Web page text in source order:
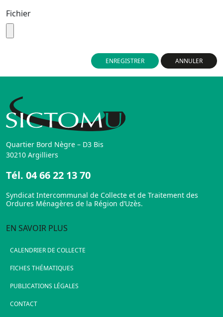
Fichier
ENREGISTRER ANNULER
Quartier Bord Nègre – D3 Bis
30210 Argilliers
Tél. 04 66 22 13 70
Syndicat Intercommunal de Collecte et de Traitement des
Ordures Ménagères de la Région d’Uzès.
EN SAVOIR PLUS
CALENDRIER DE COLLECTE
FICHES THÉMATIQUES
PUBLICATIONS LÉGALES
CONTACT